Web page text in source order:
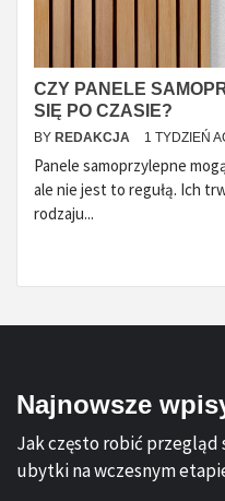
CZY PANELE
SIĘ PO CZASIE?
BY REDAKCJA 1 TYDZIEŃ
Panele samoprzylepne
ale nie jest to regułą. Ich
rodzaju...
Najnowsze
Jak często robić
ubytki na wczesnym